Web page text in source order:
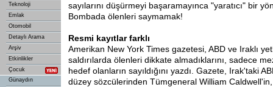
Teknoloji
Emlak
Otomobil
Detaylı Arama
Arşiv
Etkinlikler
Çocuk
Günaydın
sayılarını düşürmeyi başaramayınca "yaratıcı" bir
Bombada ölenleri saymamak!
Resmi kayıtlar farklı
Amerikan New York Times gazetesi, ABD ve Iraklı
saldırılarda ölenleri dikkate almadıklarını, sadece
hedef olanların sayıldığını yazdı. Gazete, Irak'taki
düzey sözcülerinden Tümgeneral William